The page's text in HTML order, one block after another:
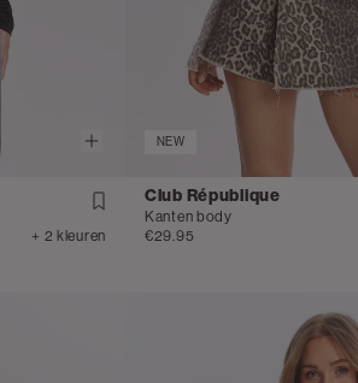
+ 2 kleuren
NEW
Club République
Kanten body
€29.95